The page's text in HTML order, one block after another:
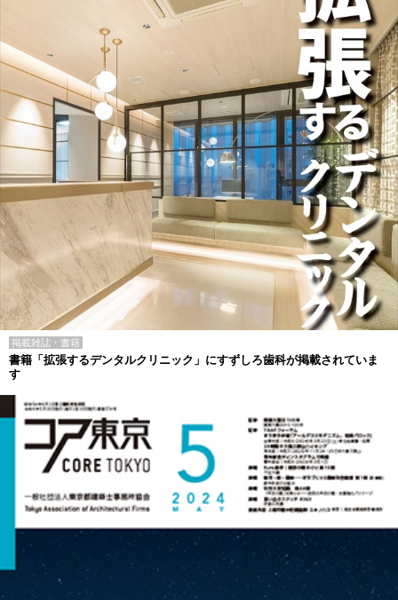
掲載雑誌・書籍
書籍「拡張するデンタルクリニック」にすずしろ歯科が掲載されていま
す